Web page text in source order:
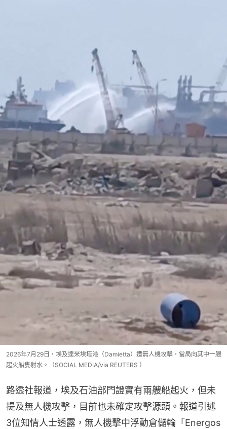
2026年7月29日，埃及達米埃塔港（Damietta）遭無人機攻擊，當局向其中一艘
起火船隻射水。（SOCIAL MEDIA/via REUTERS ）
路透社報道，埃及石油部門證實有兩艘船起火，但未
提及無人機攻擊，目前也未確定攻擊源頭。報道引述
3位知情人士透露，無人機擊中浮動倉儲輪「Energos